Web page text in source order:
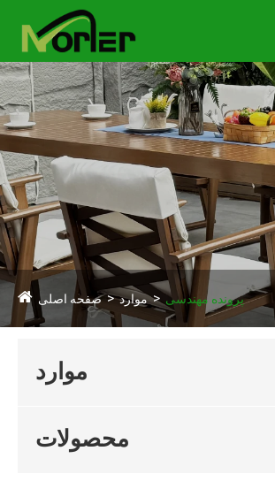
صفحه اصلی موارد پرونده مهندسی
موارد
محصولات